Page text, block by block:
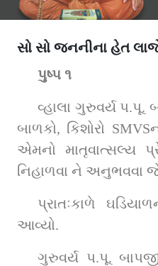
સો સો જનનીના હેત
પુષ્પ ૧
વ્હાલા ગુરુવર્ય પ.પૂ.
બાળકો, કિશોરો
એમનો માતૃવાત્સલ્ય
નિહાળવા ને અનુભવવા
પ્રાતઃકાળે
આવ્યો.
ગુરુવર્ય પ.પૂ.